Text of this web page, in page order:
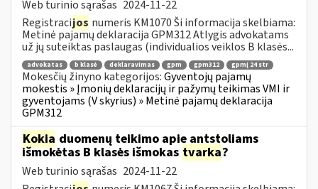
Web turinio sąrašas 2024-11-22
Registracijos numeris KM1070 Ši informacija skelbiama:
Metinė pajamų deklaracija GPM312 Atlygis advokatams
už jų suteiktas paslaugas (individualios veiklos B klasės...
advokatas b klasė deklaravimas gpm gpm312 gpmį 24 str
Mokesčių žinyno kategorijos:Gyventojų pajamų
mokestis » Įmonių deklaracijų ir pažymų teikimas VMI ir
gyventojams (V skyrius) » Metinė pajamų deklaracija
GPM312
Kokia duomenų teikimo apie antstoliams
išmokėtas B klasės išmokas tvarka?
Web turinio sąrašas 2024-11-22